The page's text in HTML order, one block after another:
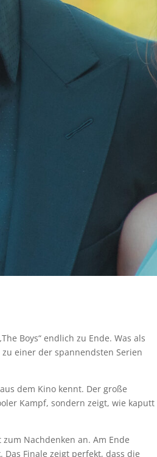
Boys“ endlich zu Ende. Was als
einer der spannendsten Serien
dem Kino kennt. Der große
Kampf, sondern zeigt, wie kaputt
Nachdenken an. Am Ende
Finale zeigt perfekt, dass die